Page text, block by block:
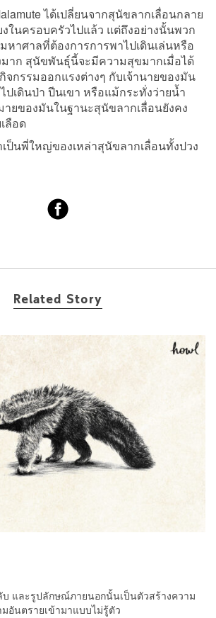
ได้เปลี่ยนจากสุนัขลากเลื่อนกลาย
ในครอบครัวไปแล้ว แต่ถึงอย่างนั้นพวก
หาศาลที่ต้องการการพาไปเดินเล่นหรือ
มาก สุนัขพันธุ์นี้จะมีความสุขมากเมื่อได้
กรรมออกแรงต่างๆ กับเจ้านายของมัน
ปเดินป่า ปีนเขา หรือแม้กระทั่งว่ายน้ำ
ายของมันในฐานะสุนัขลากเลื่อนยังคง
ลือด
ป็นพี่ใหญ่ของเหล่าสุนัขลากเลื่อนทั้งปวง
Related Story
และรูปลักษณ์ภายนอกนั้นเป็นตัวสร้างความ
อันตรายเข้ามาแบบไม่รู้ตัว